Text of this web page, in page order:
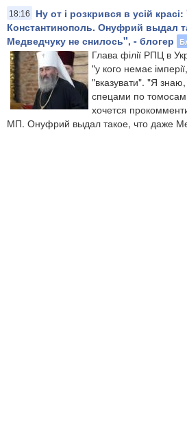
18:16
Ну от і розкрився в усій
Константинополь. Онуфрий выдал
Медведчуку не снилось", - блогер
Глава філії РПЦ в
"у кого немає
"вказувати". "Я
спецами по
хочется
МП. Онуфрий выдал такое, что даже